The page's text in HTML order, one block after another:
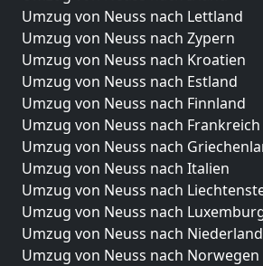
Umzug von Neuss nach Lettland
Umzug von Neuss nach Zypern
Umzug von Neuss nach Kroatien
Umzug von Neuss nach Estland
Umzug von Neuss nach Finnland
Umzug von Neuss nach Frankreich
Umzug von Neuss nach
Umzug von Neuss nach Italien
Umzug von Neuss nach
Umzug von Neuss nach
Umzug von Neuss nach
Umzug von Neuss nach Norwegen